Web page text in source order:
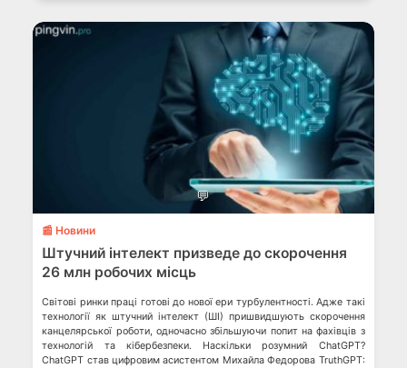
💬
📰 Новини
Штучний інтелект призведе до скорочення
26 млн робочих місць
Світові ринки праці готові до нової ери турбулентності. Адже такі
технології як штучний інтелект (ШІ) пришвидшують скорочення
канцелярської роботи, одночасно збільшуючи попит на фахівців з
технологій та кібербезпеки. Наскільки розумний ChatGPT?
ChatGPT став цифровим асистентом Михайла Федорова TruthGPT: